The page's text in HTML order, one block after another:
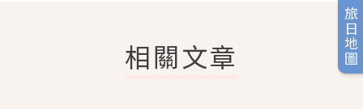
旅日地圖
相關文章